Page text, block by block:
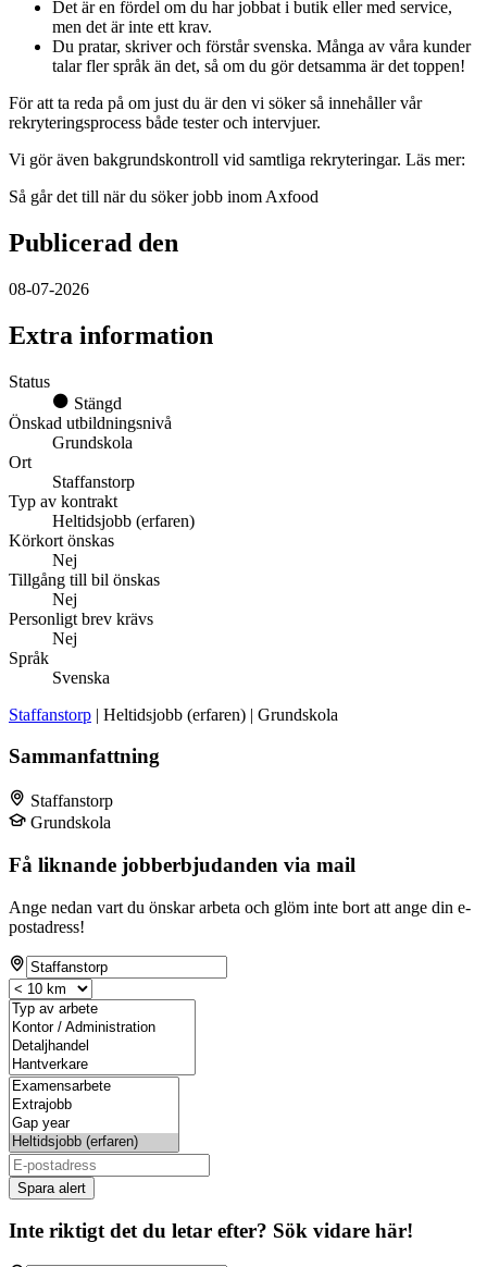
Det är en fördel om du har jobbat i butik eller med service,
men det är inte ett krav.
Du pratar, skriver och förstår svenska. Många av våra kunder
talar fler språk än det, så om du gör detsamma är det toppen!
För att ta reda på om just du är den vi söker så innehåller vår
rekryteringsprocess både tester och intervjuer.
Vi gör även bakgrundskontroll vid samtliga rekryteringar. Läs mer:
Så går det till när du söker jobb inom Axfood
Publicerad den
08-07-2026
Extra information
Status
Stängd
Önskad utbildningsnivå
Grundskola
Ort
Staffanstorp
Typ av kontrakt
Heltidsjobb (erfaren)
Körkort önskas
Nej
Tillgång till bil önskas
Nej
Personligt brev krävs
Nej
Språk
Svenska
Staffanstorp | Heltidsjobb (erfaren) | Grundskola
Sammanfattning
Staffanstorp
Grundskola
Få liknande jobberbjudanden via mail
Ange nedan vart du önskar arbeta och glöm inte bort att ange din e-
postadress!
Spara alert
Inte riktigt det du letar efter? Sök vidare här!